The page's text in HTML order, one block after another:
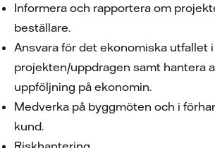
Informera och rapportera om
beställare.
Ansvara för det ekonomiska utfallet i
projekten/uppdragen samt hantera
uppföljning på ekonomin.
Medverka på byggmöten och i
kund.